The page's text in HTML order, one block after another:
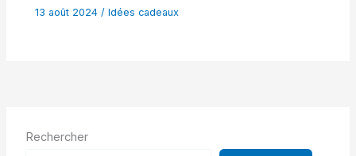
13 août 2024 /Idées cadeaux
Rechercher